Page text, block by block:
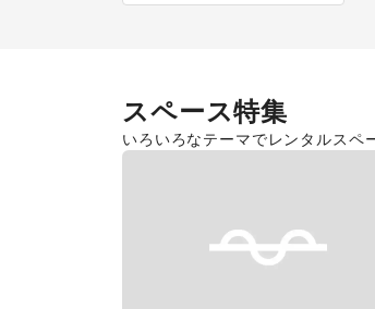
スペース特集
いろいろなテーマでレンタルスペ